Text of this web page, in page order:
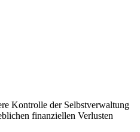
Kontrolle der Selbstverwaltung
finanziellen Verlusten